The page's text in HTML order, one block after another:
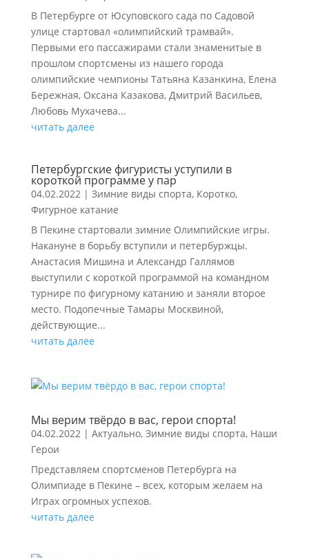
В Петербурге от Юсуповского сада по Садовой
улице стартовал «олимпийский трамвай».
Первыми его пассажирами стали знаменитые в
прошлом спортсмены из нашего города
олимпийские чемпионы Татьяна Казанкина, Елена
Бережная, Оксана Казакова, Дмитрий Васильев,
Любовь Мухачева...
читать далее
Петербургские фигуристы уступили в
короткой программе у пар
04.02.2022| Зимние виды спорта, Коротко,
Фигурное катание
В Пекине стартовали зимние Олимпийские игры.
Накануне в борьбу вступили и петербуржцы.
Анастасия Мишина и Александр Галлямов
выступили с короткой программой на командном
турнире по фигурному катанию и заняли второе
место. Подопечные Тамары Москвиной,
действующие...
читать далее
Мы верим твёрдо в вас, герои спорта!
04.02.2022| Актуально, Зимние виды спорта, Наши
Герои
Представляем спортсменов Петербурга на
Олимпиаде в Пекине – всех, которым желаем на
Играх огромных успехов.
читать далее